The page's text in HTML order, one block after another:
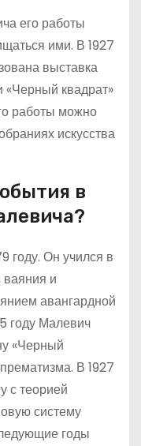
его работы
ими. В 1927
выставка
«Черный квадрат»
работы можно
искусства
в
году. Он учился в
и
авангардной
году Малевич
«Черный
В 1927
с теорией
систему
годы